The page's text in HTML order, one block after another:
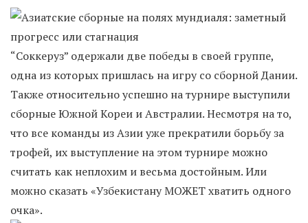
“Соккеруз” одержали две победы в своей группе,
одна из которых пришлась на игру со сборной Дании.
Также относительно успешно на турнире выступили
сборные Южной Кореи и Австралии. Несмотря на то,
что все команды из Азии уже прекратили борьбу за
трофей, их выступление на этом турнире можно
считать как неплохим и весьма достойным. Или
можно сказать «Узбекистану МОЖЕТ хватить одного
очка».